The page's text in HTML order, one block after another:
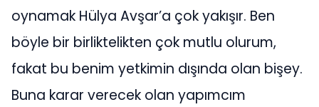
oynamak Hülya Avşar’a çok yakışır. Ben
böyle bir birliktelikten çok mutlu olurum,
fakat bu benim yetkimin dışında olan bişey.
Buna karar verecek olan yapımcım